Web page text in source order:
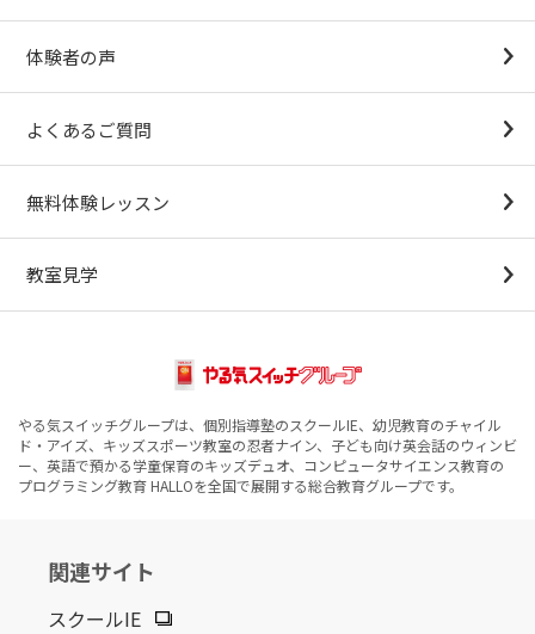
体験者の声
よくあるご質問
無料体験レッスン
教室見学
やる気スイッチグループは、個別指導塾のスクールIE、幼児教育のチャイル
ド・アイズ、キッズスポーツ教室の忍者ナイン、子ども向け英会話のウィンビ
ー、英語で預かる学童保育のキッズデュオ、コンピュータサイエンス教育の
プログラミング教育 HALLOを全国で展開する総合教育グループです。
関連サイト
スクールIE